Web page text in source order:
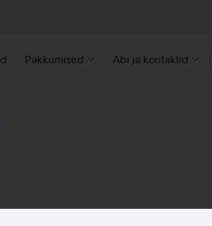
Pakkumised Abi ja kontaktid